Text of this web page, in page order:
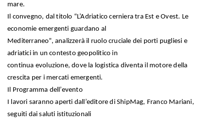
mare.
Il convegno, dal titolo “L’Adriatico cerniera tra Est e Ovest. Le
economie emergenti guardano al
Mediterraneo”, analizzerà il ruolo cruciale dei porti pugliesi e
adriatici in un contesto geopolitico in
continua evoluzione, dove la logistica diventa il motore della
crescita per i mercati emergenti.
Il Programma dell’evento
I lavori saranno aperti dall’editore di ShipMag, Franco Mariani,
seguiti dai saluti istituzionali